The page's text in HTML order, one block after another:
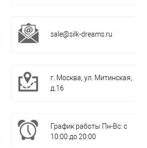
sale@silk-dreams.ru
г. Москва, ул. Митинская,
д.16
График работы Пн-Вс: с
10:00 до 20:00